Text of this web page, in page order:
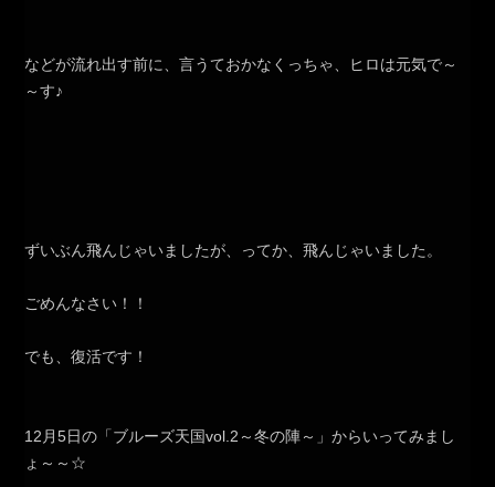
などが流れ出す前に、言うておかなくっちゃ、ヒロは元気で～
～す♪
ずいぶん飛んじゃいましたが、ってか、飛んじゃいました。
ごめんなさい！！
でも、復活です！
12月5日の「ブルーズ天国vol.2～冬の陣～」からいってみまし
ょ～～☆